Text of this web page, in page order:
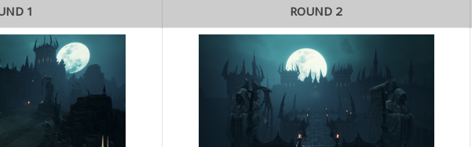
1 ROUND 2